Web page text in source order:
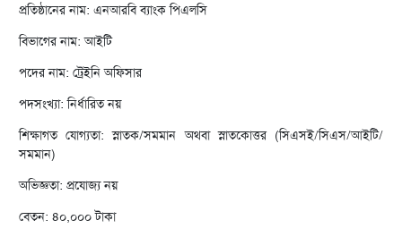
প্রতিষ্ঠানের নাম: এনআরবি ব্যাংক পিএলসি
বিভাগের নাম: আইটি
পদের নাম: ট্রেইনি অফিসার
পদসংখ্যা: নির্ধারিত নয়
শিক্ষাগত যোগ্যতা: স্নাতক/সমমান অথবা স্নাতকোত্তর (সিএসই/সিএস/আইটি/
সমমান)
অভিজ্ঞতা: প্রযোজ্য নয়
বেতন: ৪০,০০০ টাকা